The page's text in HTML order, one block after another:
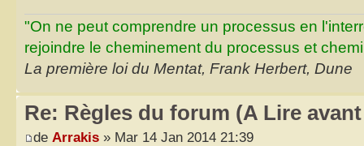
"On ne peut comprendre un processus en
rejoindre le cheminement du processus et
La première loi du Mentat, Frank Herbert, Dune
Re: Règles du forum (A Lire
de Arrakis » Mar 14 Jan 2014 21:39